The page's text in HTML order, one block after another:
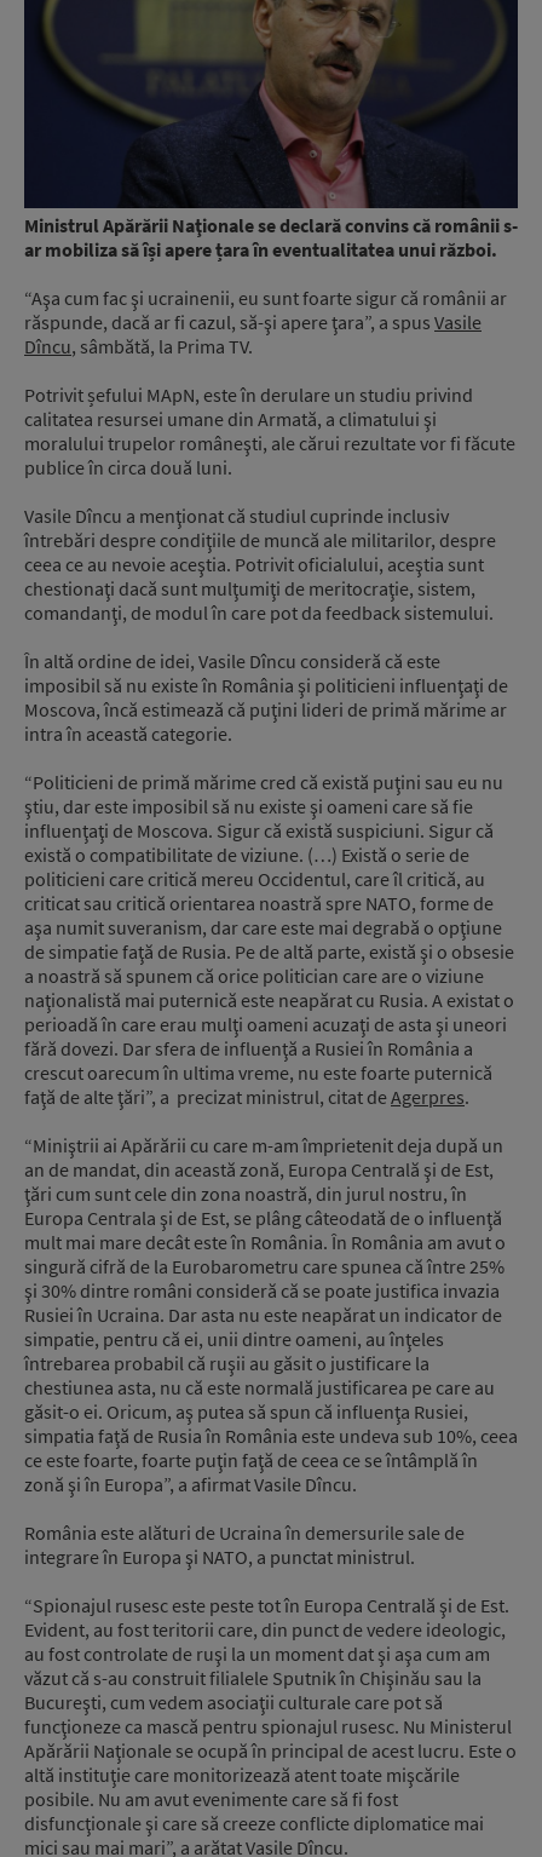
Ministrul Apărării Naţionale se declară convins că românii s-
ar mobiliza să își apere țara în eventualitatea unui război.
“Aşa cum fac şi ucrainenii, eu sunt foarte sigur că românii ar
răspunde, dacă ar fi cazul, să-şi apere ţara”, a spus Vasile
Dîncu, sâmbătă, la Prima TV.
Potrivit șefului MApN, este în derulare un studiu privind
calitatea resursei umane din Armată, a climatului şi
moralului trupelor româneşti, ale cărui rezultate vor fi făcute
publice în circa două luni.
Vasile Dîncu a menţionat că studiul cuprinde inclusiv
întrebări despre condiţiile de muncă ale militarilor, despre
ceea ce au nevoie aceştia. Potrivit oficialului, aceştia sunt
chestionaţi dacă sunt mulţumiţi de meritocraţie, sistem,
comandanţi, de modul în care pot da feedback sistemului.
În altă ordine de idei, Vasile Dîncu consideră că este
imposibil să nu existe în România şi politicieni influenţaţi de
Moscova, încă estimează că puţini lideri de primă mărime ar
intra în această categorie.
“Politicieni de primă mărime cred că există puţini sau eu nu
ştiu, dar este imposibil să nu existe şi oameni care să fie
influenţaţi de Moscova. Sigur că există suspiciuni. Sigur că
există o compatibilitate de viziune. (…) Există o serie de
politicieni care critică mereu Occidentul, care îl critică, au
criticat sau critică orientarea noastră spre NATO, forme de
aşa numit suveranism, dar care este mai degrabă o opţiune
de simpatie faţă de Rusia. Pe de altă parte, există şi o obsesie
a noastră să spunem că orice politician care are o viziune
naţionalistă mai puternică este neapărat cu Rusia. A existat o
perioadă în care erau mulţi oameni acuzaţi de asta şi uneori
fără dovezi. Dar sfera de influenţă a Rusiei în România a
crescut oarecum în ultima vreme, nu este foarte puternică
faţă de alte ţări”, a precizat ministrul, citat deAgerpres.
“Miniştrii ai Apărării cu care m-am împrietenit deja după un
an de mandat, din această zonă, Europa Centrală şi de Est,
ţări cum sunt cele din zona noastră, din jurul nostru, în
Europa Centrala şi de Est, se plâng câteodată de o influenţă
mult mai mare decât este în România. În România am avut o
singură cifră de la Eurobarometru care spunea că între 25%
şi 30% dintre români consideră că se poate justifica invazia
Rusiei în Ucraina. Dar asta nu este neapărat un indicator de
simpatie, pentru că ei, unii dintre oameni, au înţeles
întrebarea probabil că ruşii au găsit o justificare la
chestiunea asta, nu că este normală justificarea pe care au
găsit-o ei. Oricum, aş putea să spun că influenţa Rusiei,
simpatia faţă de Rusia în România este undeva sub 10%, ceea
ce este foarte, foarte puţin faţă de ceea ce se întâmplă în
zonă şi în Europa”, a afirmat Vasile Dîncu.
România este alături de Ucraina în demersurile sale de
integrare în Europa şi NATO, a punctat ministrul.
“Spionajul rusesc este peste tot în Europa Centrală şi de Est.
Evident, au fost teritorii care, din punct de vedere ideologic,
au fost controlate de ruşi la un moment dat şi aşa cum am
văzut că s-au construit filialele Sputnik în Chişinău sau la
Bucureşti, cum vedem asociaţii culturale care pot să
funcţioneze ca mască pentru spionajul rusesc. Nu Ministerul
Apărării Naţionale se ocupă în principal de acest lucru. Este o
altă instituţie care monitorizează atent toate mişcările
posibile. Nu am avut evenimente care să fi fost
disfuncţionale şi care să creeze conflicte diplomatice mai
mici sau mai mari”, a arătat Vasile Dîncu.